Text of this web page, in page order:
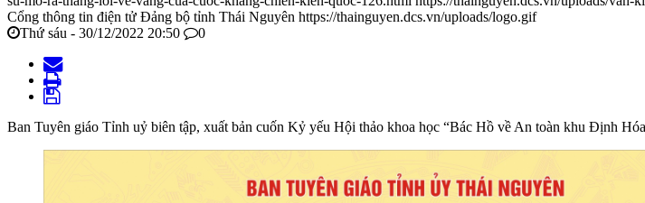
Cổng thông tin điện tử Đảng bộ tỉnh Thái Nguyên https://thainguyen.dcs.vn/uploads/logo.gif
Thứ sáu - 30/12/2022 20:50
0
Ban Tuyên giáo Tỉnh uỷ biên tập, xuất bản cuốn Kỷ yếu Hội thảo khoa học “Bác Hồ về An toàn khu Định